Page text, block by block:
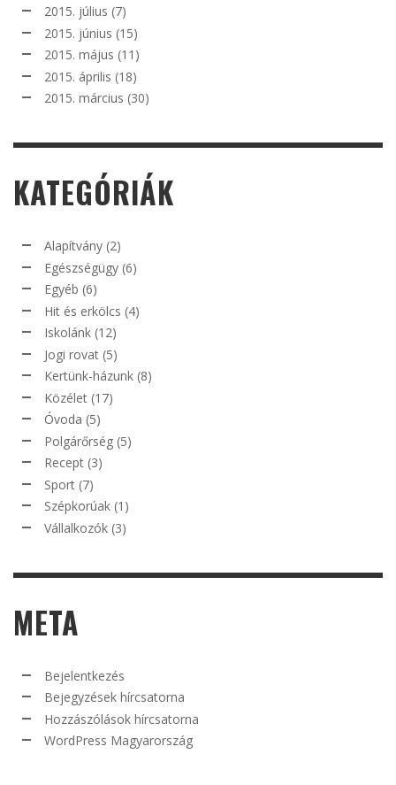
2015. július (7)
2015. június (15)
2015. május (11)
2015. április (18)
2015. március (30)
KATEGÓRIÁK
Alapítvány (2)
Egészségügy (6)
Egyéb (6)
Hit és erkölcs (4)
Iskolánk (12)
Jogi rovat (5)
Kertünk-házunk (8)
Közélet (17)
Óvoda (5)
Polgárőrség (5)
Recept (3)
Sport (7)
Szépkorúak (1)
Vállalkozók (3)
META
Bejelentkezés
Bejegyzések hírcsatorna
Hozzászólások hírcsatorna
WordPress Magyarország